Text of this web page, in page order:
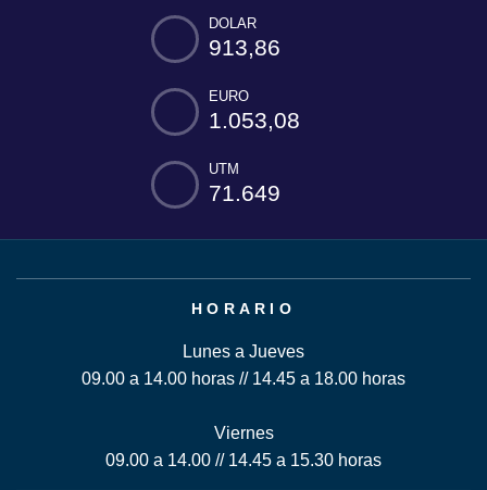
DOLAR
913,86
EURO
1.053,08
UTM
71.649
HORARIO
Lunes a Jueves
09.00 a 14.00 horas // 14.45 a 18.00 horas
Viernes
09.00 a 14.00 // 14.45 a 15.30 horas